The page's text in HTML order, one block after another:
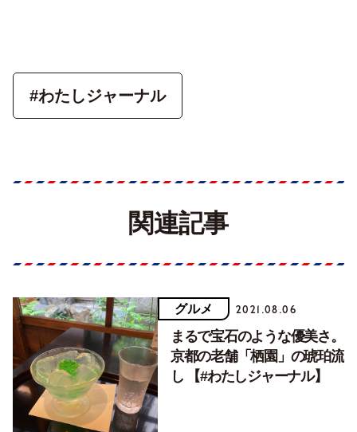
#わたしジャーナル
関連記事
グルメ 2021.08.06
まるで宝石のような優美さ。
京都の老舗「栖園」の琥珀流
し 【#わたしジャーナル】